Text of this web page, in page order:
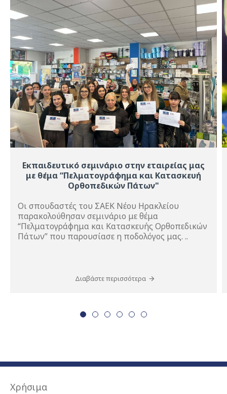
Εκπαιδευτικό σεμινάριο στην εταιρείας μας
με θέμα “Πελματογράφημα και Κατασκευή
Ορθοπεδικών Πάτων"
Οι σπουδαστές του ΣΑΕΚ Νέου Ηρακλείου
παρακολούθησαν σεμινάριο με θέμα
“Πελματογράφημα και Κατασκευής Ορθοπεδικών
Πάτων” που παρουσίασε η ποδολόγος μας. ..
Διαβάστε περισσότερα
Χρήσιμα